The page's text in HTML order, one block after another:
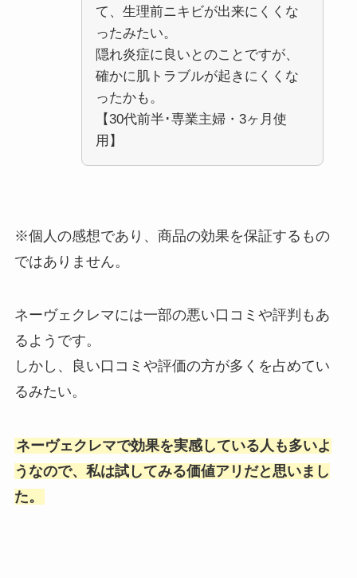
て、生理前ニキビが出来にくくな
ったみたい。
隠れ炎症に良いとのことですが、
確かに肌トラブルが起きにくくな
ったかも。
【30代前半･専業主婦・3ヶ月使
用】
※個人の感想であり、商品の効果を保証するもの
ではありません。
ネーヴェクレマには一部の悪い口コミや評判もあ
るようです。
しかし、良い口コミや評価の方が多くを占めてい
るみたい。
ネーヴェクレマで効果を実感している人も多いよ
うなので、私は試してみる価値アリだと思いまし
た。